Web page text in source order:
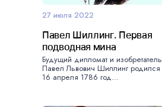
27 июля 2022
Павел Шиллинг. Первая
подводная мина
Будущий дипломат и изобретатель
Павел Львович Шиллинг родился
16 апреля 1786 год...